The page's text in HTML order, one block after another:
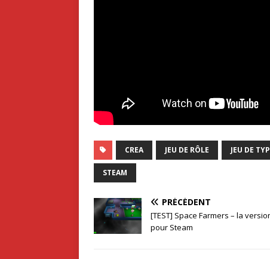
CREA JEU DE RÔLE JEU DE
STEAM
PRÉCÉDENT
[TEST] Space Farmers – la
pour Steam